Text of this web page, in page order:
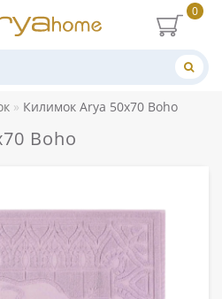
0
Килимок Arya 50x70 Boho
Boho